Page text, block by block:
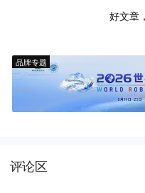
好文章
品牌专题
评论区